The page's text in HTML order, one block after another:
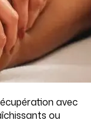
avec
ou